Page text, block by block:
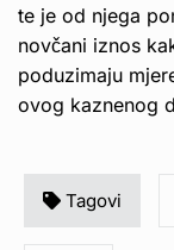
te je od njega
novčani iznos
poduzimaju
ovog kaznenog
Tagovi